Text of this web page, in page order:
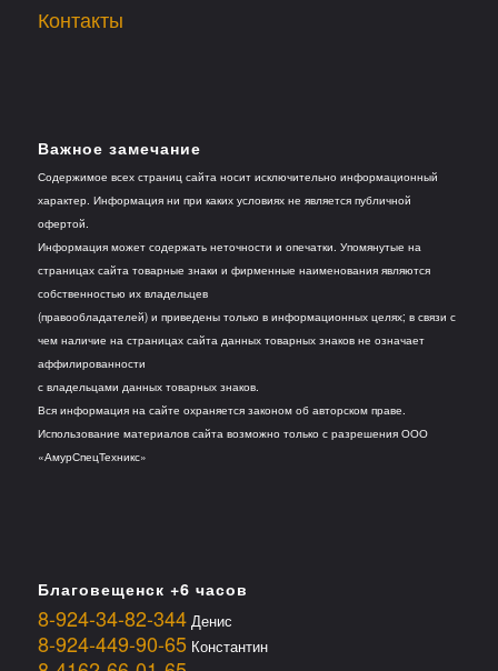
Контакты
Важное замечание
Содержимое всех страниц сайта носит исключительно информационный
характер. Информация ни при каких условиях не является публичной
офертой.
Информация может содержать неточности и опечатки. Упомянутые на
страницах сайта товарные знаки и фирменные наименования являются
собственностью их владельцев
(правообладателей) и приведены только в информационных целях; в связи с
чем наличие на страницах сайта данных товарных знаков не означает
аффилированности
с владельцами данных товарных знаков.
Вся информация на сайте охраняется законом об авторском праве.
Использование материалов сайта возможно только с разрешения ООО
«АмурСпецТехникс»
Благовещенск +6 часов
8-924-34-82-344Денис
8-924-449-90-65Константин